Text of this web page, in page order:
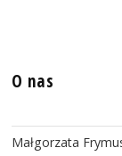
O nas
Małgorzata